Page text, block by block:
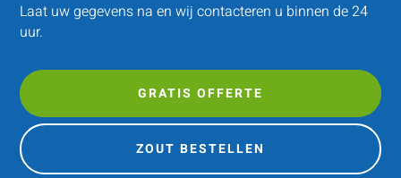
Laat uw gegevens na en wij contacteren u binnen de 24
uur.
GRATIS OFFERTE
ZOUT BESTELLEN